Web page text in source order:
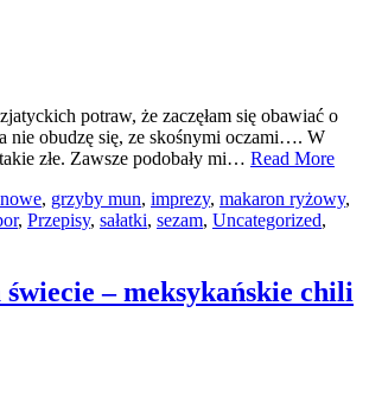
potraw, że zaczęłam się obawiać o
nie obudzę się, ze skośnymi oczami…. W
złe. Zawsze podobały mi… Read More
, grzyby mun, imprezy, makaron ryżowy,
, Przepisy, sałatki, sezam, Uncategorized,
świecie – meksykańskie chili